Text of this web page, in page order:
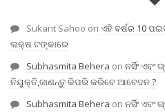
Sukant Sahoo on ଏହି ବର୍ଷର 10
ଲକ୍ଷ ଟଙ୍କାରେ
Subhasmita Behera on ନର୍ସିଂ
ନିଯୁକ୍ତି,ଜାଣନ୍ତୁ କିପରି କରିବେ ଆବେଦନ ?
Subhasmita Behera on ନର୍ସିଂ